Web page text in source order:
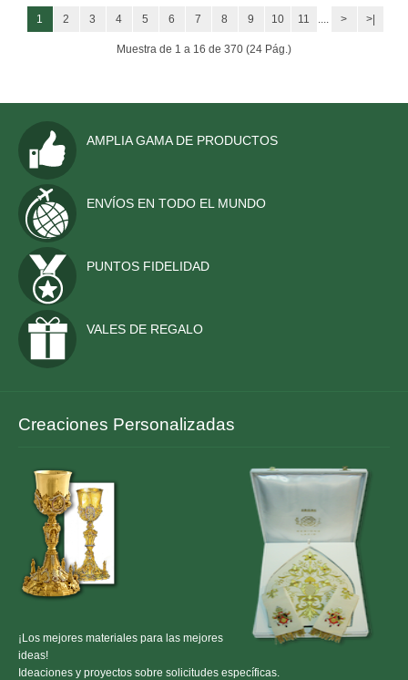
1 2 3 4 5 6 7 8 9 10 11 > >|
Muestra de 1 a 16 de 370 (24 Pág.)
AMPLIA GAMA DE PRODUCTOS
ENVÍOS EN TODO EL MUNDO
PUNTOS FIDELIDAD
VALES DE REGALO
Creaciones Personalizadas
¡Los mejores materiales para las mejores
ideas!
Ideaciones y proyectos sobre solicitudes específicas.